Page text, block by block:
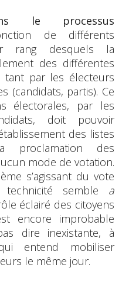
le processus
de différents
rang desquels la
des différentes
par les électeurs
(candidats, partis). Ce
électorales, par les
doit pouvoir
des listes
proclamation des
mode de votation.
s’agissant du vote
semble a
éclairé des citoyens
encore improbable
dire inexistante, à
entend mobiliser
le même jour.